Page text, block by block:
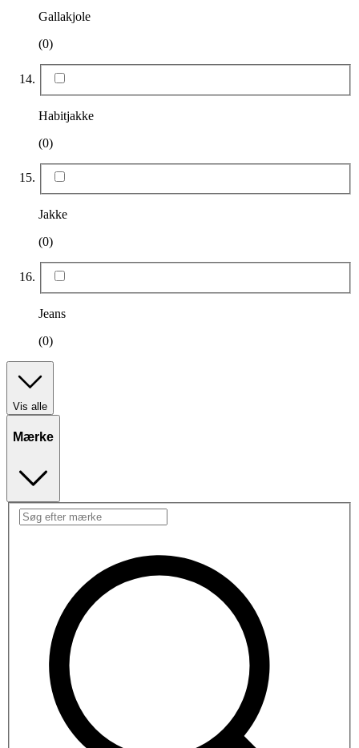
Gallakjole
(0)
Habitjakke
(0)
Jakke
(0)
Jeans
(0)
Vis alle
Mærke